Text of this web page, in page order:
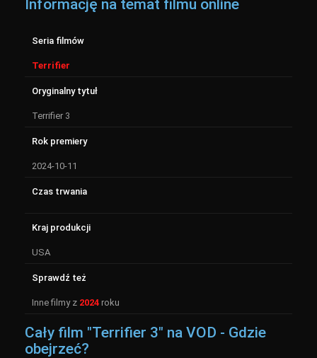
Informację na temat filmu online
Seria filmów
Terrifier
Oryginalny tytuł
Terrifier 3
Rok premiery
2024-10-11
Czas trwania
Kraj produkcji
USA
Sprawdź też
Inne filmy z 2024 roku
Cały film "Terrifier 3" na VOD - Gdzie
obejrzeć?